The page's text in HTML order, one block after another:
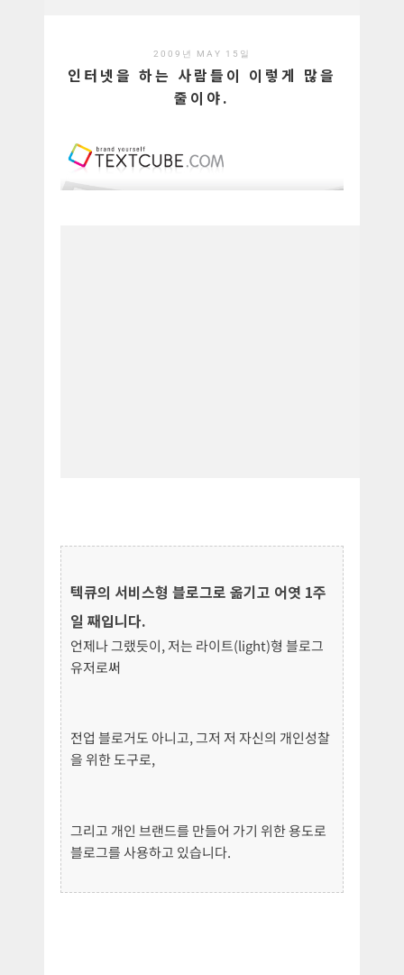
2009년 MAY 15일
인터넷을 하는 사람들이 이렇게 많을
줄이야.
텍큐의 서비스형 블로그로 옮기고 어엿 1주
일 째입니다.
언제나 그랬듯이, 저는 라이트(light)형 블로그
유저로써
전업 블로거도 아니고, 그저 저 자신의 개인성찰
을 위한 도구로,
그리고 개인 브랜드를 만들어 가기 위한 용도로
블로그를 사용하고 있습니다.